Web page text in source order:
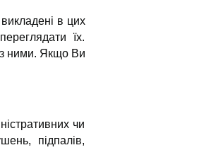
в цих
їх.
з ними. Якщо Ви
чи
підпалів,